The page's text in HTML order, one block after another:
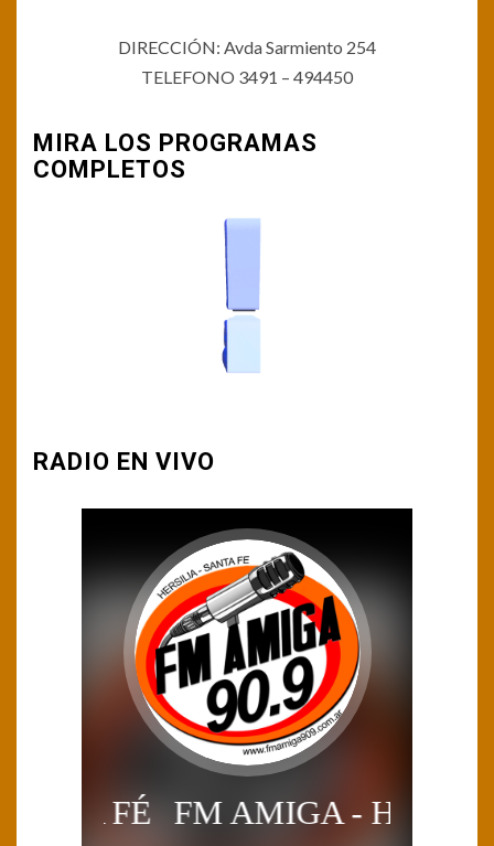
DIRECCIÓN: Avda Sarmiento 254
TELEFONO 3491 – 494450
MIRA LOS PROGRAMAS
COMPLETOS
RADIO EN VIVO